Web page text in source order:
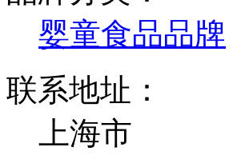
婴童食品品牌
联系地址：
上海市